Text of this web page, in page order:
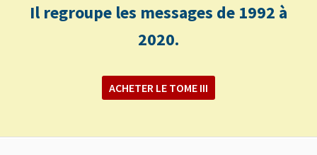
Il regroupe les messages de 1992 à
2020.
ACHETER LE TOME III